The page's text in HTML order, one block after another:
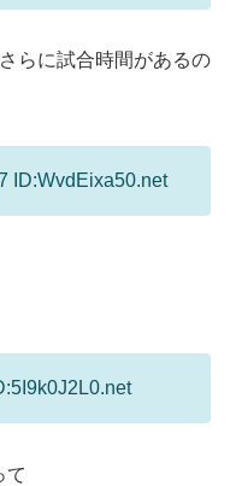
らに試合時間があるの
ID:WvdEixa50.net
て